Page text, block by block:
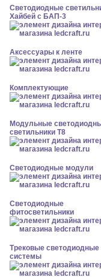
Светодиодные
Хайбей с БАП-3
Аксессуары к ленте
Комплектующие
Модульные
светильники Т8
Светодиодные модули
Светодиодные
фитосветильники
Трековые светодиодные
системы